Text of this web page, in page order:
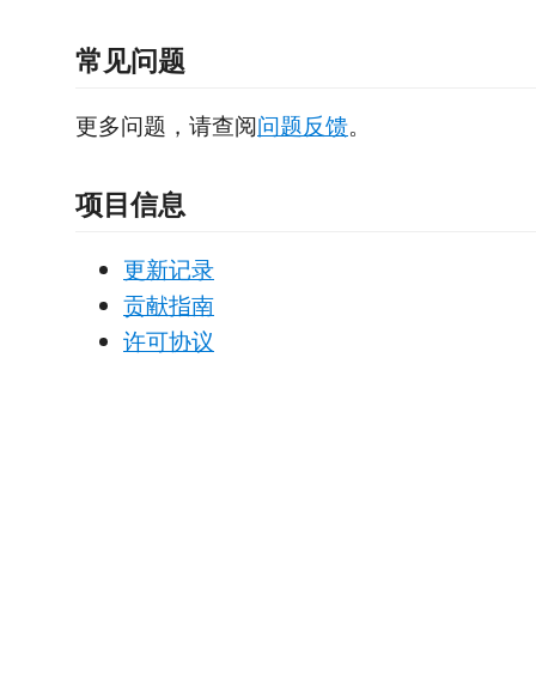
常见问题
更多问题，请查阅问题反馈。
项目信息
更新记录
贡献指南
许可协议